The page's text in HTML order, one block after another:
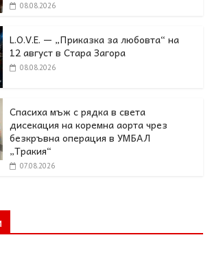
08.08.2026
L.O.V.E. — „Приказка за любовта“ на
12 август в Стара Загора
08.08.2026
Спасиха мъж с рядка в света
дисекация на коремна аорта чрез
безкръвна операция в УМБАЛ
„Тракия“
07.08.2026